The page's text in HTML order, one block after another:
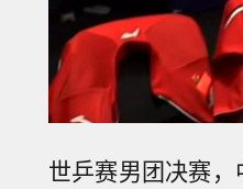
世乒赛男团决赛